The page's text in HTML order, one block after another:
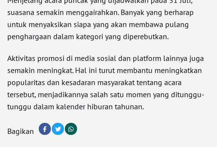
suasana semakin menggairahkan. Banyak yang berharap
untuk menyaksikan siapa yang akan membawa pulang
penghargaan dalam kategori yang diperebutkan.
Aktivitas promosi di media sosial dan platform lainnya juga
semakin meningkat. Hal ini turut membantu meningkatkan
popularitas dan kesadaran masyarakat tentang acara
tersebut, menjadikannya salah satu momen yang ditunggu-
tunggu dalam kalender hiburan tahunan.
Bagikan